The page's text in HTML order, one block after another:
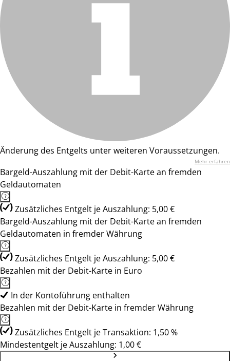
Änderung des Entgelts unter weiteren Voraussetzungen.
Mehr erfahren
Bargeld-Auszahlung mit der Debit-Karte an fremden
Geldautomaten
Zusätzliches Entgelt je Auszahlung: 5,00 €
Bargeld-Auszahlung mit der Debit-Karte an fremden
Geldautomaten in fremder Währung
Zusätzliches Entgelt je Auszahlung: 5,00 €
Bezahlen mit der Debit-Karte in Euro
In der Kontoführung enthalten
Bezahlen mit der Debit-Karte in fremder Währung
Zusätzliches Entgelt je Transaktion: 1,50 %
Mindestentgelt je Auszahlung: 1,00 €